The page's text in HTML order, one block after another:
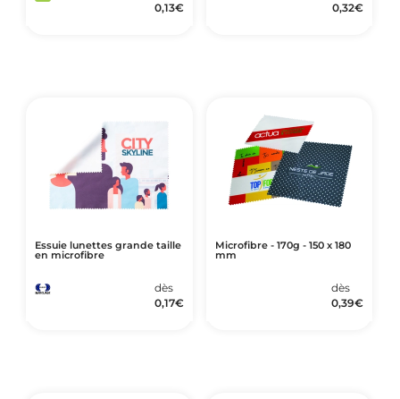
0,13€
0,32€
Essuie lunettes grande taille
en microfibre
dès
0,17€
Microfibre - 170g - 150 x 180
mm
dès
0,39€